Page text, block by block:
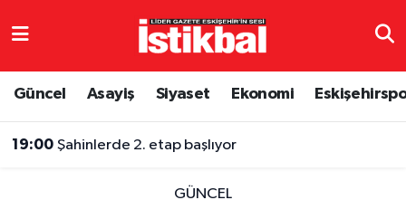
Güncel Asayiş Siyaset Ekonomi
19:00 Şahinlerde 2. etap başlıyor
GÜNCEL
Eskişehirspor
Eskişehir Nöbetçi Eczaneler